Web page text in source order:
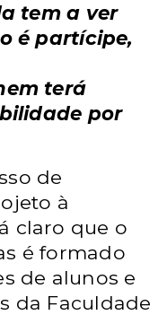
tem a ver
é partícipe,
terá
por
de
à
claro que o
é formado
de alunos e
da Faculdade